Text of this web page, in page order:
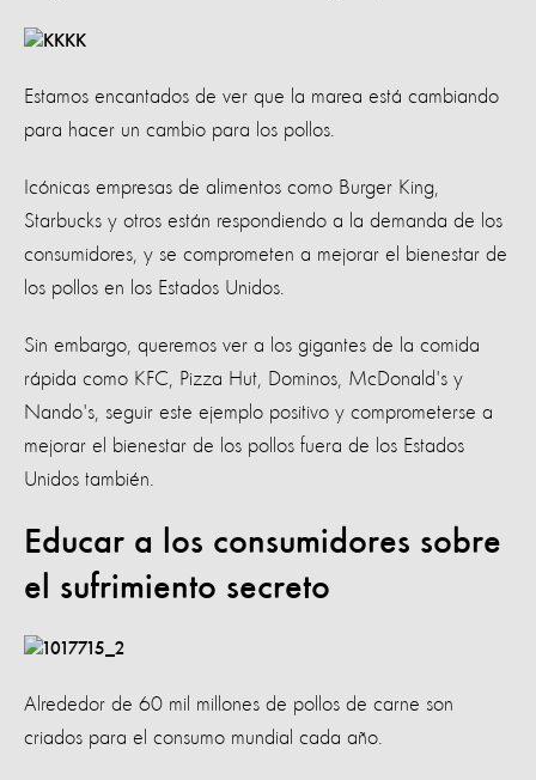
Estamos encantados de ver que la marea está cambiando
para hacer un cambio para los pollos.
Icónicas empresas de alimentos como Burger King,
Starbucks y otros están respondiendo a la demanda de los
consumidores, y se comprometen a mejorar el bienestar de
los pollos en los Estados Unidos.
Sin embargo, queremos ver a los gigantes de la comida
rápida como KFC, Pizza Hut, Dominos, McDonald's y
Nando's, seguir este ejemplo positivo y comprometerse a
mejorar el bienestar de los pollos fuera de los Estados
Unidos también.
Educar a los consumidores sobre
el sufrimiento secreto
Alrededor de 60 mil millones de pollos de carne son
criados para el consumo mundial cada año.